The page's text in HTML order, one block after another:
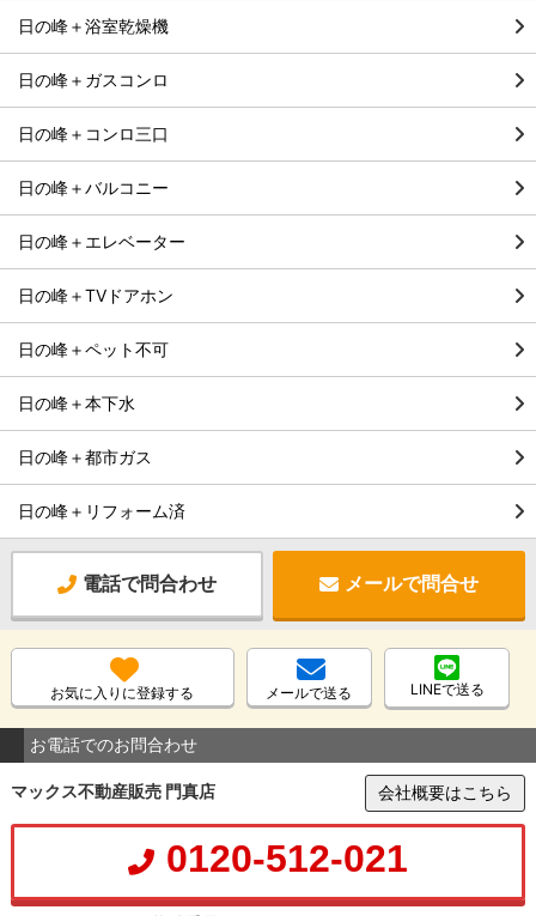
日の峰＋浴室乾燥機
日の峰＋ガスコンロ
日の峰＋コンロ三口
日の峰＋バルコニー
日の峰＋エレベーター
日の峰＋TVドアホン
日の峰＋ペット不可
日の峰＋本下水
日の峰＋都市ガス
日の峰＋リフォーム済
電話で問合わせ メールで問合せ
お気に入りに登録する メールで送る LINEで送る
お電話でのお問合わせ
マックス不動産販売 門真店 会社概要はこちら
0120-512-021